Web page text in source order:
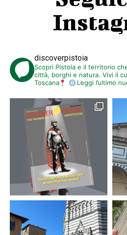
discoverpistoia
Scopri Pistoia e il territorio
città, borghi e natura. Vivi il
Toscana
Leggi l’ultimo